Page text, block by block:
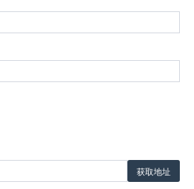
获取地址